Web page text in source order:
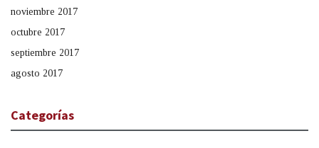
noviembre 2017
octubre 2017
septiembre 2017
agosto 2017
Categorías